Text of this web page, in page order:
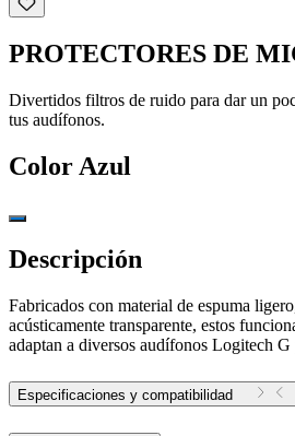
PROTECTORES DE
Divertidos filtros de ruido para dar un
tus audífonos.
Color Azul
Descripción
Fabricados con material de espuma
acústicamente transparente, estos
adaptan a diversos audífonos Logitech G
Especificaciones y compatibilidad